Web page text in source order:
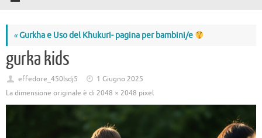
«Gurkha e Uso del Khukuri- pagina per bambini/e
gurka kids
effedore_450lsdj5
1 Giugno 2025
La dimensione originale è di 2048 × 2048 pixel